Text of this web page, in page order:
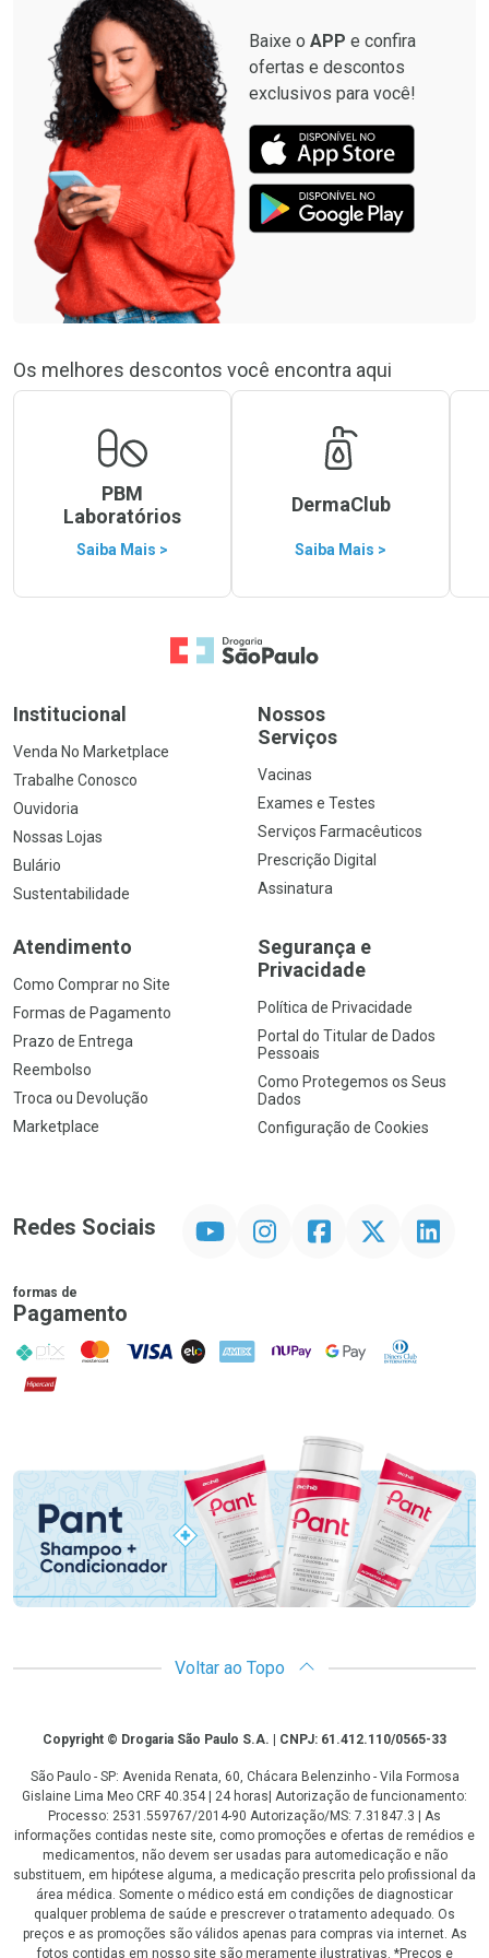
Baixe o APP e confira
ofertas e descontos
exclusivos para você!
Os melhores descontos você encontra aqui
PBM
Laboratórios
Saiba Mais >
DermaClub
Saiba Mais >
Ir para a Home
Institucional
Venda No Marketplace
Trabalhe Conosco
Ouvidoria
Nossas Lojas
Bulário
Sustentabilidade
Nossos
Serviços
Vacinas
Exames e Testes
Serviços Farmacêuticos
Prescrição Digital
Assinatura
Atendimento
Como Comprar no Site
Formas de Pagamento
Prazo de Entrega
Reembolso
Troca ou Devolução
Marketplace
Segurança e
Privacidade
Política de Privacidade
Portal do Titular de Dados
Pessoais
Como Protegemos os Seus
Dados
Configuração de Cookies
Redes Sociais InstagramFacebookTwitter Linkedin
formas de
Pagamento
PIX MasterCard
VISA ELO AMEX NuPay Google PayDiners Club
Hipercard
Promoção em Destaque
Voltar ao Topo
CopyrightCopyright © Drogaria São Paulo S.A. | CNPJ: 61.412.110/0565-33
São Paulo - SP: Avenida Renata, 60, Chácara Belenzinho - Vila Formosa
Gislaine Lima Meo CRF 40.354 | 24 horas| Autorização de funcionamento:
Processo: 2531.559767/2014-90 Autorização/MS: 7.31847.3 | As
informações contidas neste site, como promoções e ofertas de remédios e
medicamentos, não devem ser usadas para automedicação e não
substituem, em hipótese alguma, a medicação prescrita pelo profissional da
área médica. Somente o médico está em condições de diagnosticar
qualquer problema de saúde e prescrever o tratamento adequado. Os
preços e as promoções são válidos apenas para compras via internet. As
fotos contidas em nosso site são meramente ilustrativas. *Preços e